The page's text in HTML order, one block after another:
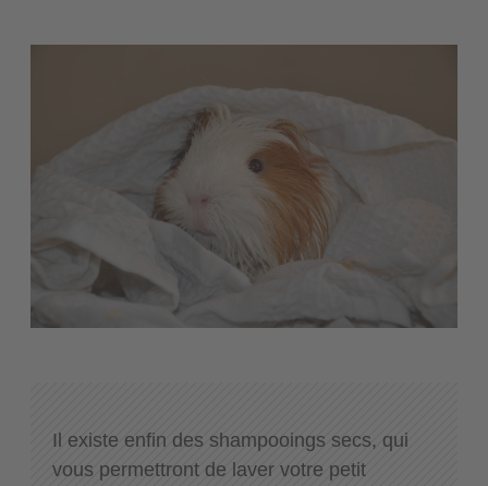
Il existe enfin des shampooings secs, qui
vous permettront de laver votre petit